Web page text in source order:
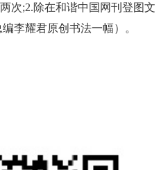
次;2.除在和谐中国网刊登图文
编李耀君原创书法一幅）。